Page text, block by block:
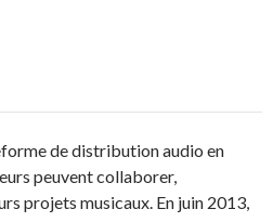
de distribution audio en
peuvent collaborer,
projets musicaux. En juin 2013,